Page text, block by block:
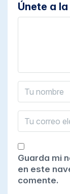
Únete a
Guarda mi
en este
comente.